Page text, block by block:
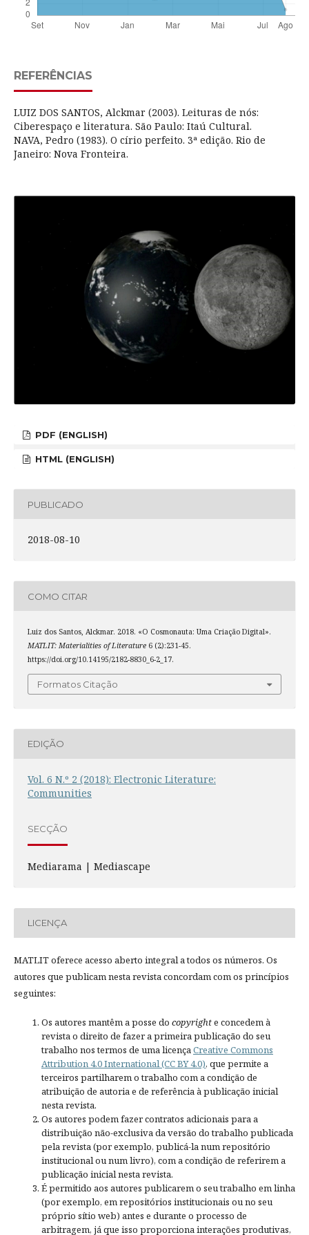
REFERÊNCIAS
LUIZ DOS SANTOS, Alckmar (2003). Leituras de nós:
Ciberespaço e literatura. São Paulo: Itaú Cultural.
NAVA, Pedro (1983). O círio perfeito. 3ª edição. Rio de
Janeiro: Nova Fronteira.
PDF (ENGLISH)
HTML (ENGLISH)
PUBLICADO
2018-08-10
COMO CITAR
Luiz dos Santos, Alckmar. 2018. «O Cosmonauta: Uma Criação Digital».
MATLIT: Materialities of Literature6 (2):231-45.
https://doi.org/10.14195/2182-8830_6-2_17.
Formatos Citação
EDIÇÃO
Vol. 6 N.º 2 (2018): Electronic Literature:
Communities
SECÇÃO
Mediarama | Mediascape
LICENÇA
MATLIT oferece acesso aberto integral a todos os números. Os
autores que publicam nesta revista concordam com os princípios
seguintes:
Os autores mantêm a posse do copyrighte concedem à
revista o direito de fazer a primeira publicação do seu
trabalho nos termos de uma licençaCreative Commons
Attribution 4.0 International (CC BY 4.0), que permite a
terceiros partilharem o trabalho com a condição de
atribuição de autoria e de referência à publicação inicial
nesta revista.
Os autores podem fazer contratos adicionais para a
distribuição não-exclusiva da versão do trabalho publicada
pela revista (por exemplo, publicá-la num repositório
institucional ou num livro), com a condição de referirem a
publicação inicial nesta revista.
É permitido aos autores publicarem o seu trabalho em linha
(por exemplo, em repositórios institucionais ou no seu
próprio sítio web) antes e durante o processo de
arbitragem, já que isso proporciona interações produtivas,